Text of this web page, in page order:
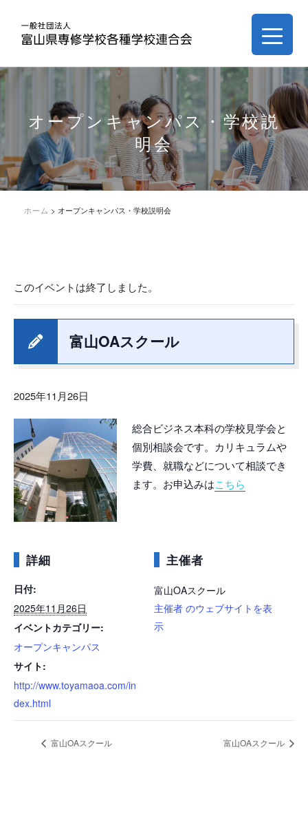
オープンキャンパス・学校説
明会
ホーム > オープンキャンパス・学校説明会
このイベントは終了しました。
富山OAスクール
2025年11月26日
総合ビジネス本科の学校見学会と
個別相談会です。カリキュラムや
学費、就職などについて相談でき
ます。お申込みはこちら
詳細
日付:
2025年11月26日
イベントカテゴリー:
オープンキャンパス
サイト:
http://www.toyamaoa.com/in
dex.html
主催者
富山OAスクール
主催者 のウェブサイトを表
示
富山OAスクール 富山OAスクール